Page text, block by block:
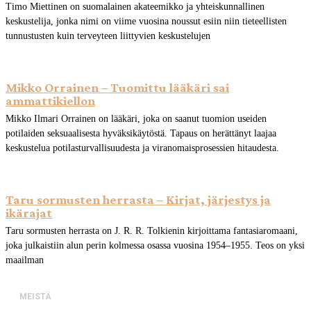
Timo Miettinen on suomalainen akateemikko ja yhteiskunnallinen
keskustelija, jonka nimi on viime vuosina noussut esiin niin tieteellisten
tunnustusten kuin terveyteen liittyvien keskustelujen
Mikko Orrainen – Tuomittu lääkäri sai
ammattikiellon
Mikko Ilmari Orrainen on lääkäri, joka on saanut tuomion useiden
potilaiden seksuaalisesta hyväksikäytöstä. Tapaus on herättänyt laajaa
keskustelua potilasturvallisuudesta ja viranomaisprosessien hitaudesta.
Taru sormusten herrasta – Kirjat, järjestys ja
ikärajat
Taru sormusten herrasta on J. R. R. Tolkienin kirjoittama fantasiaromaani,
joka julkaistiin alun perin kolmessa osassa vuosina 1954–1955. Teos on yksi
maailman
MEISTÄ